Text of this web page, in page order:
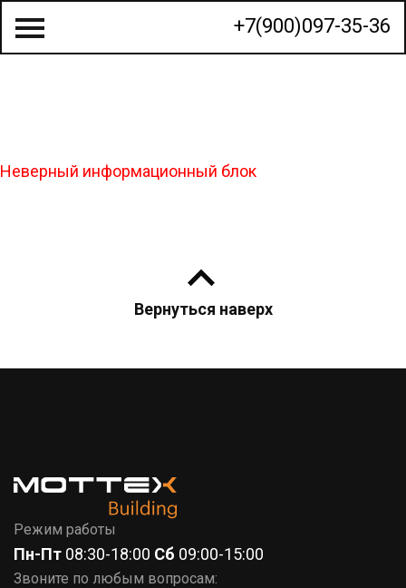
+7(900)097-35-36
СТРОИТЕЛЬСТВО ДОМОВ
Неверный информационный блок
Вернуться наверх
Режим работы
Пн-Пт 08:30-18:00 Сб 09:00-15:00
Звоните по любым вопросам: